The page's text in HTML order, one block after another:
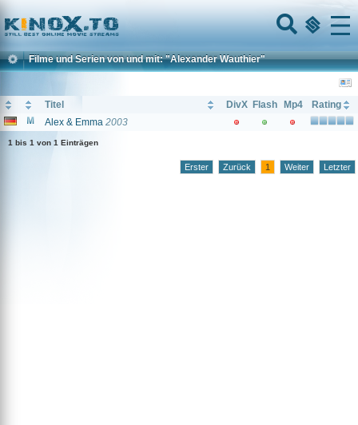
Home
Menu
Filme und Serien von und mit: "Alexander Wauthier"
Titel DivX Flash Mp4
Rating
Alex & Emma 2003
1 bis 1 von 1 Einträgen
Erster Zurück 1 Weiter Letzter